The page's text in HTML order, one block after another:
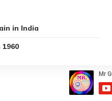
in India